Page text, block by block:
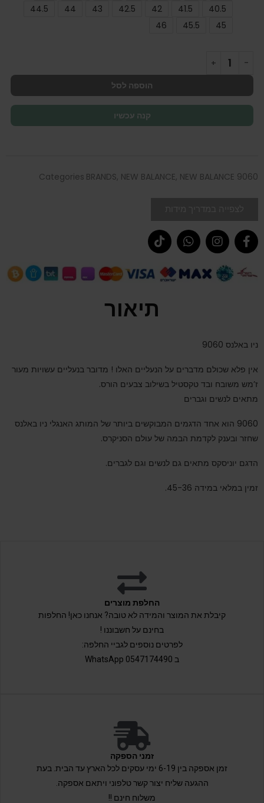
40.5
41.5
42
42.5
43
44
44.5
45
45.5
46
הוספה לסל
קנה עכשיו
Categories BRANDS, NEW BALANCE, NEW BALANCE 9060
תיאור
ניו באלנס 9060
אין פלא שכולם מדברים על הנעליים האלו ! מדובר בנעליים עשויות מעור
ז’מש משובח ובד טקסטיל בשילוב צבעים הורס.
מתאים לנשים וגברים
9060 הוא אחד הדגמים המבוקשים ביותר של המותג האנגלי ניו באלנס
שחזר ובענק לקדמת הבמה של עולם הסניקרס.
הדגם יוניסקס מתאים גם לנשים וגם לגברים.
זמין במלאי במידה 45-36.
החלפת מוצרים
קיבלת את המוצר והמידה לא טובה? אנחנו כאן! החלפות
בחינם על חשבוננו !
לפרטים נוספים לגביי החלפה:
ב 0547174490 WhatsApp
זמני הספקה
זמן אספקה בין 6-19 ימי עסקים לכל הארץ עד הבית. בעת
ההגעה שליח יצור קשר טלפוני ויתאם אספקה.
משלוח חינם !!